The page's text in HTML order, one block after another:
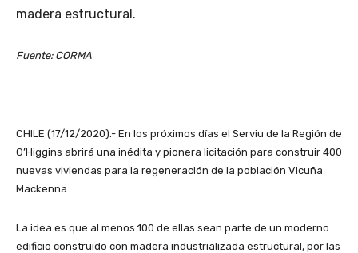
madera estructural.
Fuente: CORMA
CHILE (17/12/2020).- En los próximos días el Serviu de la Región de
O’Higgins abrirá una inédita y pionera licitación para construir 400
nuevas viviendas para la regeneración de la población Vicuña
Mackenna.
La idea es que al menos 100 de ellas sean parte de un moderno
edificio construido con madera industrializada estructural, por las